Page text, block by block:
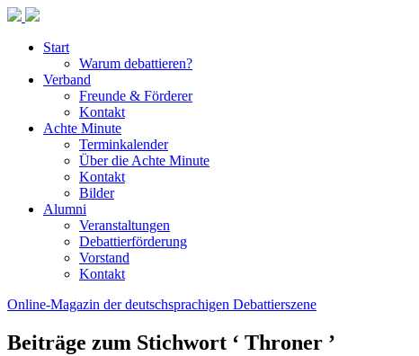
Start
Warum debattieren?
Verband
Freunde & Förderer
Kontakt
Achte Minute
Terminkalender
Über die Achte Minute
Kontakt
Bilder
Alumni
Veranstaltungen
Debattierförderung
Vorstand
Kontakt
Online-Magazin der deutschsprachigen Debattierszene
Beiträge zum Stichwort ‘ Throner ’